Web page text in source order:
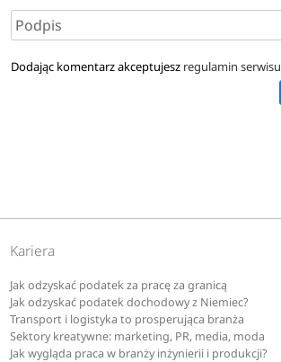
Dodając komentarz akceptujesz regulamin serwisu
Kariera
Jak odzyskać podatek za pracę za granicą
Jak odzyskać podatek dochodowy z Niemiec?
Transport i logistyka to prosperująca branża
Sektory kreatywne: marketing, PR, media, moda
Jak wygląda praca w branży inżynierii i produkcji?